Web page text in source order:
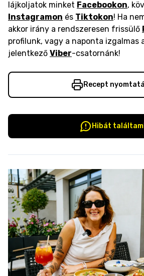
lájkoljatok minket Facebookon,
Instagramon és Tiktokon! Ha
akkor irány a rendszeresen frissülő
profilunk, vagy a naponta izgalmas
jelentkező Viber-csatornánk!
Recept
Hibát